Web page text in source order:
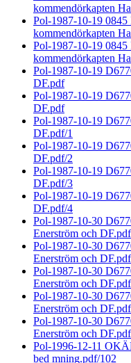
kommendörkapten
Pol-1987-10-19
kommendörkapten
Pol-1987-10-19
kommendörkapten
Pol-1987-10-19
DF.pdf
Pol-1987-10-19
DF.pdf
Pol-1987-10-19
DF.pdf/1
Pol-1987-10-19
DF.pdf/2
Pol-1987-10-19
DF.pdf/3
Pol-1987-10-19
DF.pdf/4
Pol-1987-10-30
Enerström och DF.pdf
Pol-1987-10-30
Enerström och DF.pdf
Pol-1987-10-30
Enerström och
Pol-1987-10-30
Enerström och
Pol-1987-10-30
Enerström och
Pol-1996-12-11
bed mning.pdf/102